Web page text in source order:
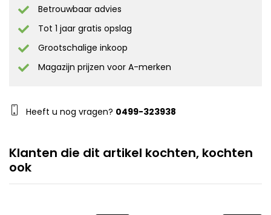
Betrouwbaar advies
Tot 1 jaar gratis opslag
Grootschalige inkoop
Magazijn prijzen voor A-merken
Heeft u nog vragen? 0499-323938
Klanten die dit artikel kochten, kochten
ook